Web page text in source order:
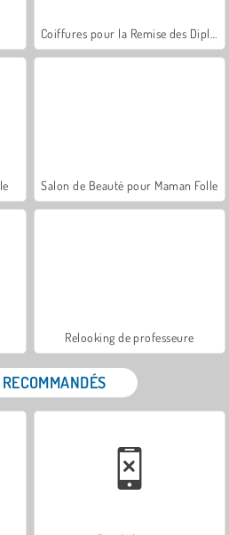
Salon de Beauté pour Maman Folle
Relooking de professeure